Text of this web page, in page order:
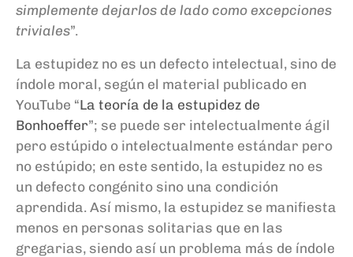
simplemente dejarlos de lado como excepciones
triviales”.
La estupidez no es un defecto intelectual, sino de
índole moral, según el material publicado en
YouTube “La teoría de la estupidez de
Bonhoeffer”; se puede ser intelectualmente ágil
pero estúpido o intelectualmente estándar pero
no estúpido; en este sentido, la estupidez no es
un defecto congénito sino una condición
aprendida. Así mismo, la estupidez se manifiesta
menos en personas solitarias que en las
gregarias, siendo así un problema más de índole